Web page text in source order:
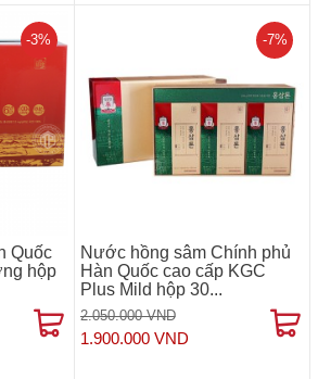
Quốc
hộp
-3%
Nước hồng sâm Chính phủ
Hàn Quốc cao cấp KGC
Plus Mild hộp 30...
2.050.000 VND
1.900.000 VND
-7%